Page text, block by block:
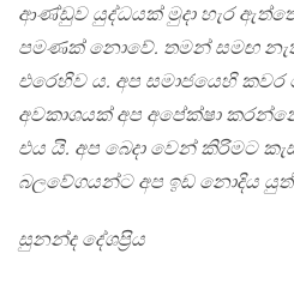
ආණ්ඩුව යුද්ධයක් මුදා හැර
පමණක් නොවේ. තමන් සමඟ
එරෙහිව ය. අප සමාජයෙහි කවර
අවකාශයක් අප අපේක්ෂා
එය යි. අප බෙදා වෙන් කිරිමට
බලවේගයන්ට අප ඉඩ නොදිය
සුනන්ද දේශප්‍රිය